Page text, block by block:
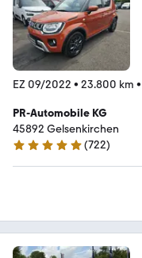
EZ 09/2022 • 23.800 km •
PR-Automobile KG
45892 Gelsenkirchen
4.9 Sterne
(722)